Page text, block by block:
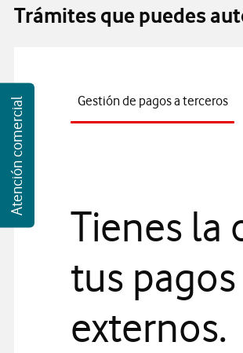
Atención comercial
Trámites que puedes
Gestión de pagos a terceros
Tienes la
tus
externos.